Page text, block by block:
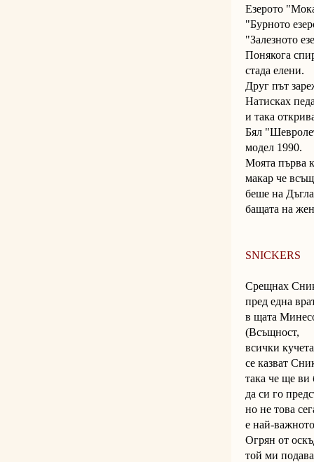
Езерото
"Бурното
"Залезното
Понякога
стада елени.
Друг път
Натисках
и така
Бял
модел 1990.
Моята първа
макар че
беше на
бащата на
SNICKERS
Срещнах
пред една
в щата
(Всъщност,
всички
се казват
така че ще ви
да си го
но не това
е най-
Огрян от
той ми